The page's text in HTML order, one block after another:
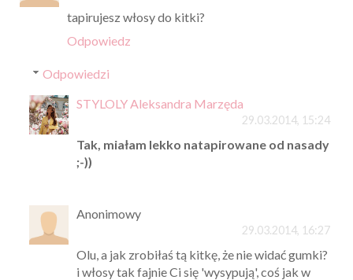
tapirujesz włosy do kitki?
Odpowiedz
Odpowiedzi
STYLOLY Aleksandra Marzęda
29.03.2014, 15:24
Tak, miałam lekko natapirowane od nasady
;-))
Anonimowy
29.03.2014, 16:27
Olu, a jak zrobiłaś tą kitkę, że nie widać gumki?
i włosy tak fajnie Ci się 'wysypują', coś jak w